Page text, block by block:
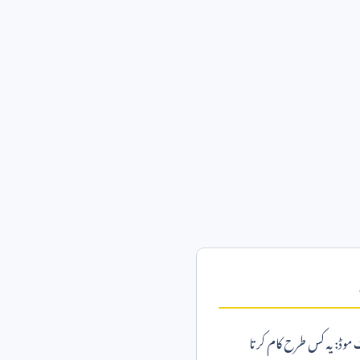
یہ کس طرح کام کرتا